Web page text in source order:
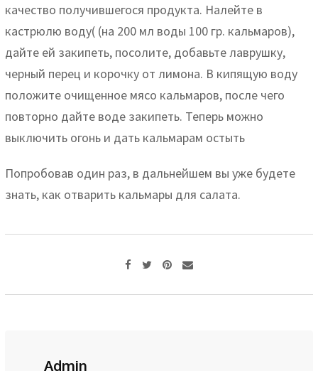
качество получившегося продукта. Налейте в
кастрюлю воду( (на 200 мл воды 100 гр. кальмаров),
дайте ей закипеть, посолите, добавьте лаврушку,
черный перец и корочку от лимона. В кипящую воду
положите очищенное мясо кальмаров, после чего
повторно дайте воде закипеть. Теперь можно
выключить огонь и дать кальмарам остыть
Попробовав один раз, в дальнейшем вы уже будете
знать, как отварить кальмары для салата.
Pinterest
Share
Admin